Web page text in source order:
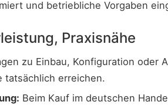
und betriebliche Vorgaben
Praxisnähe
zu Einbau, Konfiguration oder
tatsächlich erreichen.
Beim Kauf im deutschen